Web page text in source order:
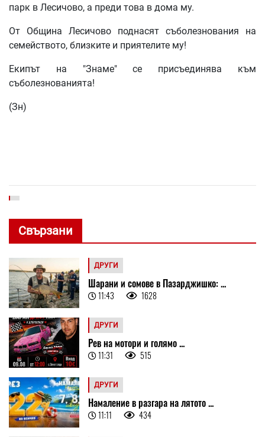
парк в Лесичово, а преди това в дома му.
От Община Лесичово поднасят съболезнования на
семейството, близките и приятелите му!
Екипът на "Знаме" се присъединява към
съболезнованията!
(Зн)
Свързани
ДРУГИ
Шарани и сомове в Пазарджишко: ...
11:43 1628
ДРУГИ
Рев на мотори и голямо ...
11:31 515
ДРУГИ
Намаление в разгара на лятото ...
11:11 434